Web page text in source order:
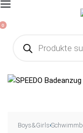
0
Boys&Girls›